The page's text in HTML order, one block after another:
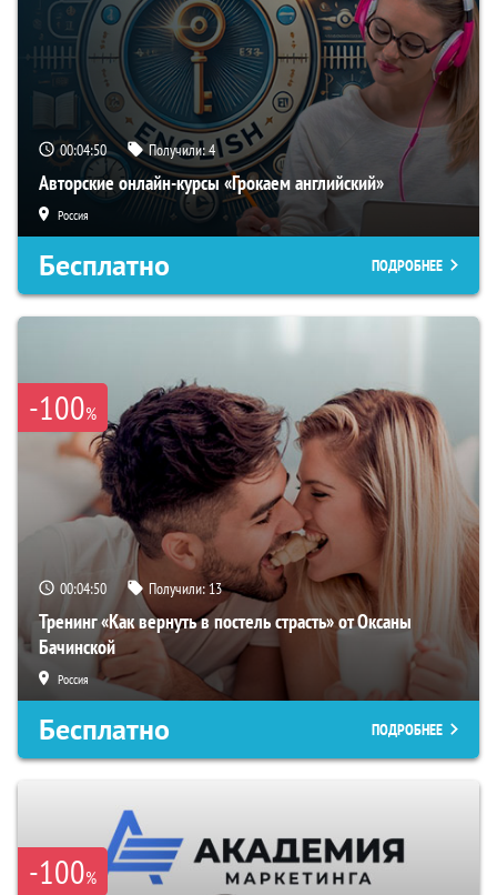
00:04:49 Получили:4
Авторские онлайн-курсы «Грокаем английский»
Россия
Бесплатно ПОДРОБНЕЕ
-100%
00:04:49 Получили:13
Тренинг «Как вернуть в постель страсть» от Оксаны
Бачинской
Россия
Бесплатно ПОДРОБНЕЕ
-100%